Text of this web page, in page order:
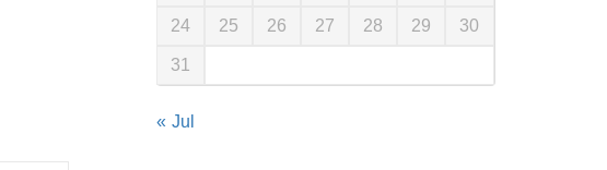
24 25 26 27 28 29 30
31
« Jul